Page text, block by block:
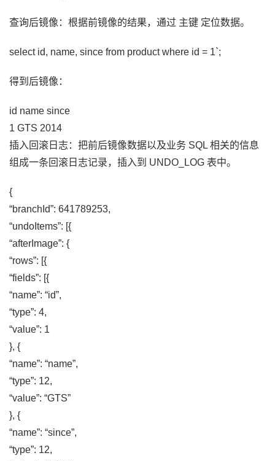
查询后镜像：根据前镜像的结果，通过 主键 定位数据。
select id, name, since from product where id = 1`;
得到后镜像：
id name since
1 GTS 2014
插入回滚日志：把前后镜像数据以及业务 SQL 相关的信息
组成一条回滚日志记录，插入到 UNDO_LOG 表中。
{
“branchId”: 641789253,
“undoItems”: [{
“afterImage”: {
“rows”: [{
“fields”: [{
“name”: “id”,
“type”: 4,
“value”: 1
}, {
“name”: “name”,
“type”: 12,
“value”: “GTS”
}, {
“name”: “since”,
“type”: 12,